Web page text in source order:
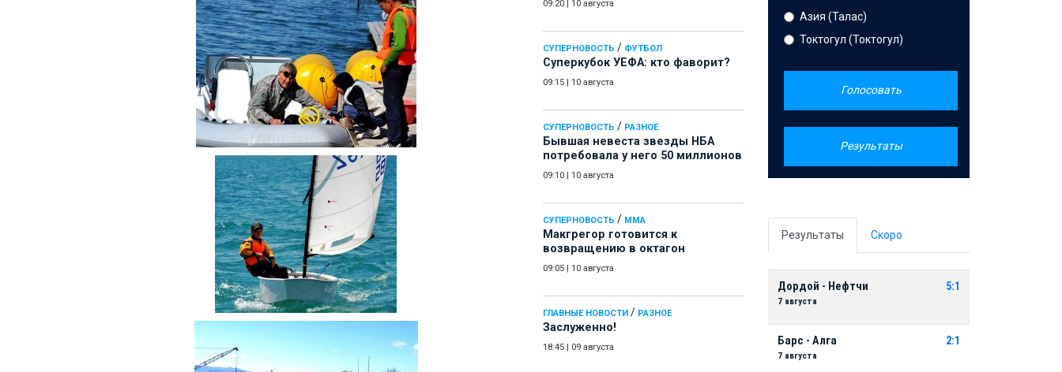
09:20 10 августа
СУПЕРНОВОСТЬ / ФУТБОЛ
Суперкубок УЕФА: кто фаворит?
09:15 10 августа
СУПЕРНОВОСТЬ / РАЗНОЕ
Бывшая невеста звезды НБА
потребовала у него 50 миллионов
09:10 10 августа
СУПЕРНОВОСТЬ / ММА
Макгрегор готовится к
возвращению в октагон
09:05 10 августа
ГЛАВНЫЕ НОВОСТИ / РАЗНОЕ
Заслуженно!
18:45 09 августа
Азия (Талас)
Токтогул (Токтогул)
Голосовать
Результаты
Результаты Скоро
Дордой - Нефтчи
7 августа
5:1
Барс - Алга
7 августа
2:1